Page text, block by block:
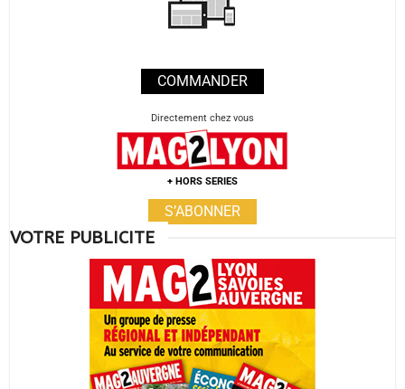
COMMANDER
Directement chez vous
+ HORS SERIES
S’ABONNER
VOTRE PUBLICITE